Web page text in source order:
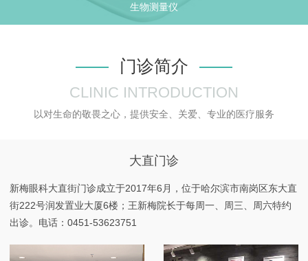
生物测量仪
门诊简介
CLINIC INTRODUCTION
以对生命的敬畏之心，提供安全、关爱、专业的医疗服务
大直门诊
新梅眼科大直街门诊成立于2017年6月，位于哈尔滨市南岗区东大直
街222号润发置业大厦6楼；王新梅院长于每周一、周三、周六特约
出诊。电话：0451-53623751